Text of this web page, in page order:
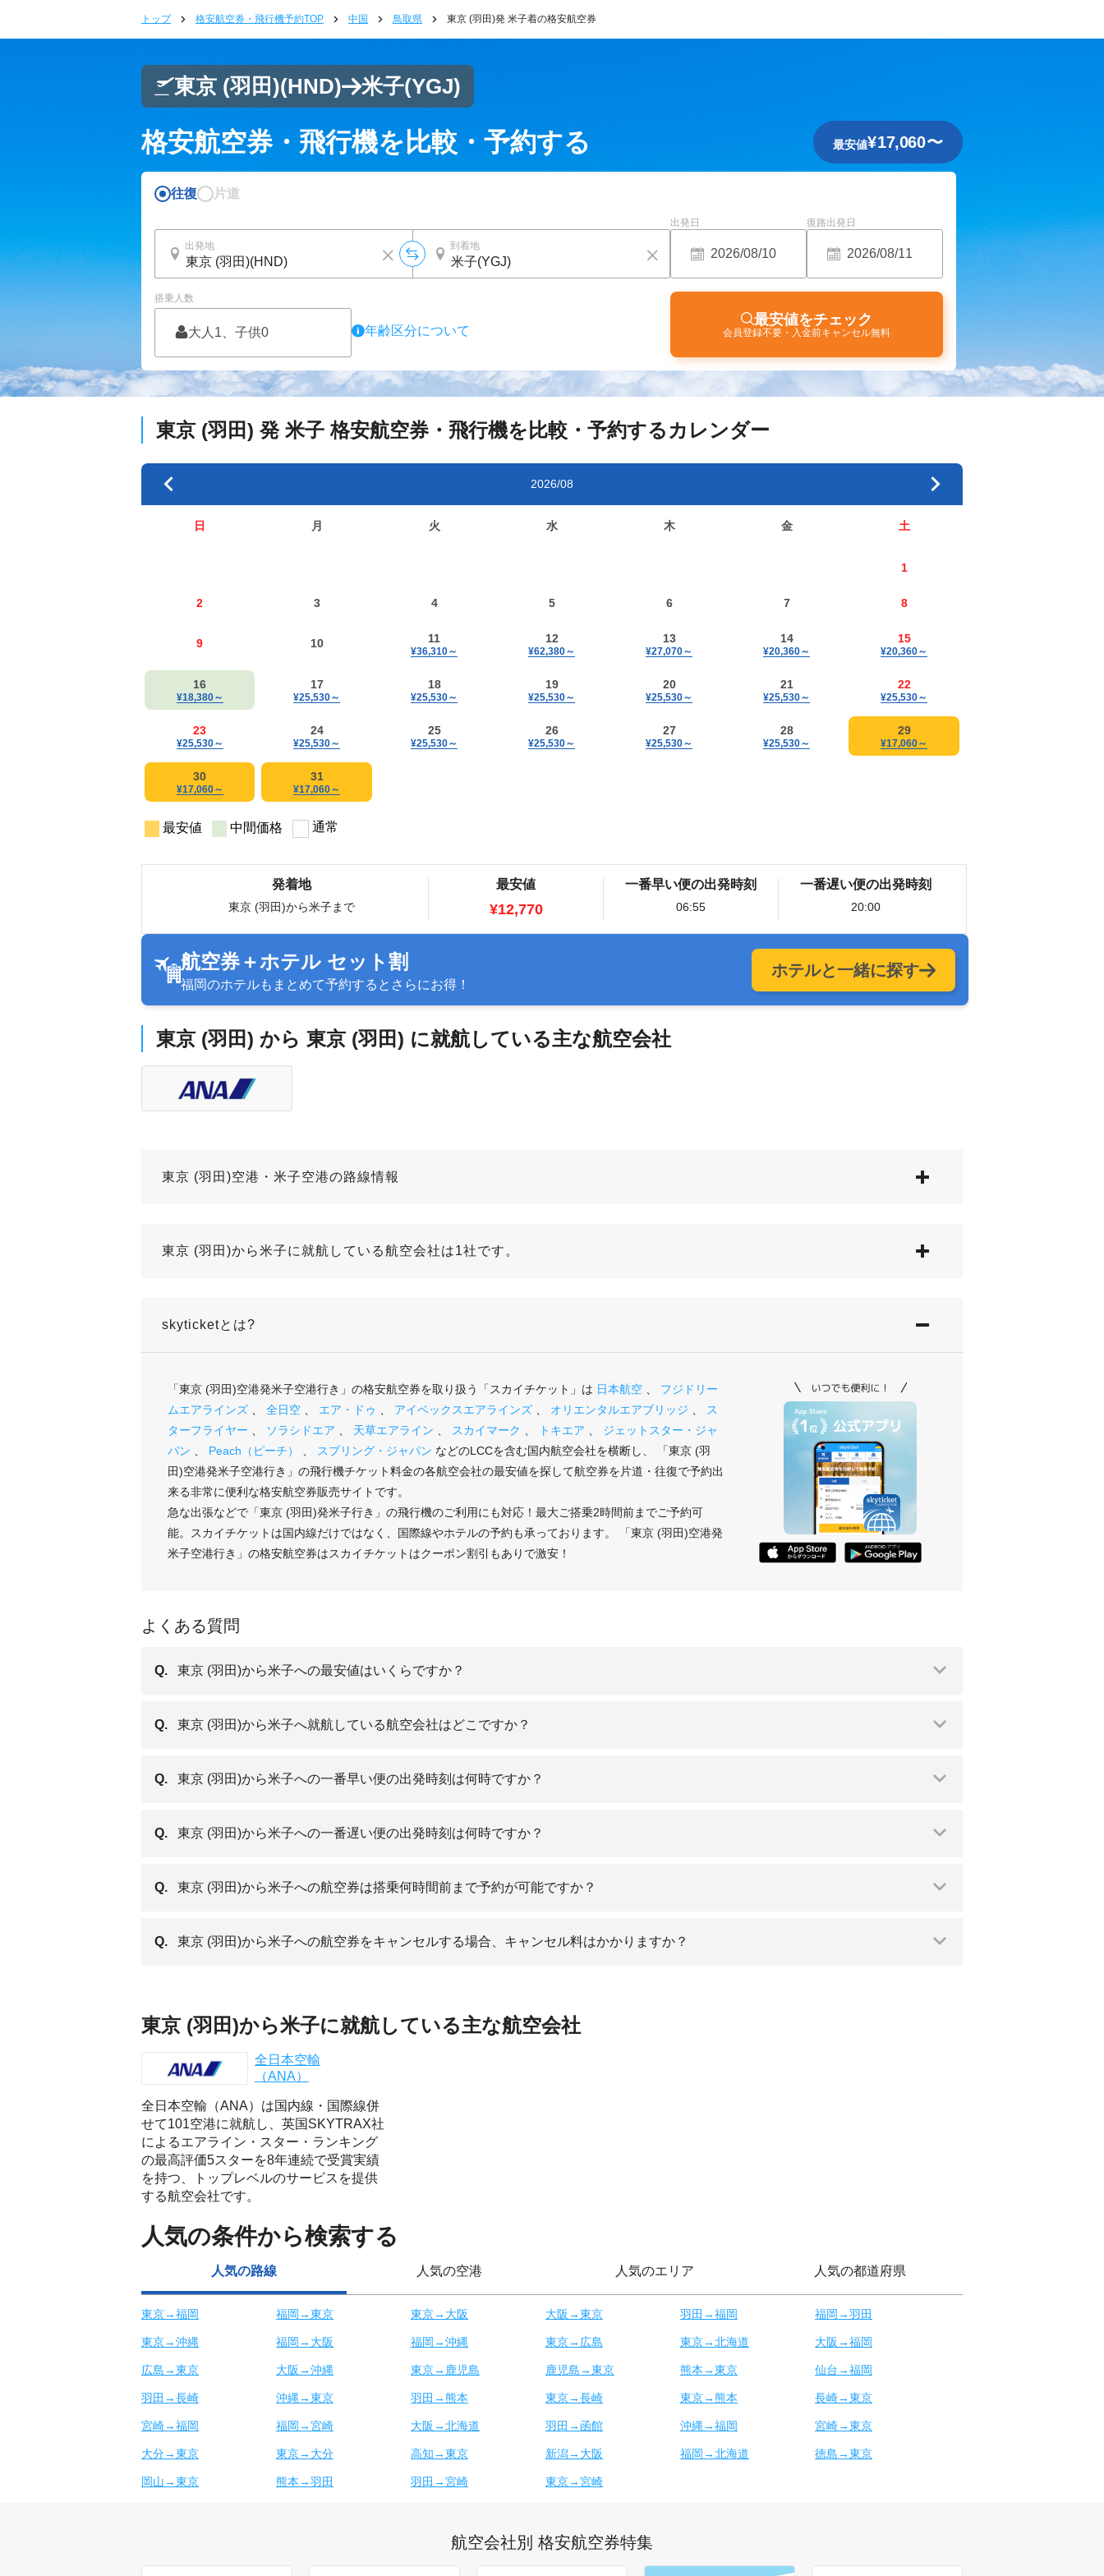
トップ 格安航空券・飛行機予約TOP 中国 鳥取県 東京 (羽田)発 米子着の格安航空券
東京 (羽田)(HND) 米子(YGJ)
格安航空券・飛行機を比較・予約する 最安値¥17,060〜
往復 片道
出発地 到着地
出発日 復路出発日
搭乗人数
大人1、子供0 年齢区分について
最安値をチェック
会員登録不要・入金前キャンセル無料
東京 (羽田) 発 米子格安航空券・飛行機を比較・予約するカレンダー
2026/08
日 月 火 水 木 金 土
1
2 3 4 5 6 7 8
9 10 11
¥36,310～
12
¥62,380～
13
¥27,070～
14
¥20,360～
15
¥20,360～
16
¥18,380～
17
¥25,530～
18
¥25,530～
19
¥25,530～
20
¥25,530～
21
¥25,530～
22
¥25,530～
23
¥25,530～
24
¥25,530～
25
¥25,530～
26
¥25,530～
27
¥25,530～
28
¥25,530～
29
¥17,060～
30
¥17,060～
31
¥17,060～
最安値 中間価格 通常
発着地
東京 (羽田)から米子まで
最安値
¥12,770
一番早い便の出発時刻
06:55
一番遅い便の出発時刻
20:00
航空券＋ホテル セット割
福岡のホテルもまとめて予約するとさらにお得！
ホテルと一緒に探す
東京 (羽田) から 東京 (羽田) に就航している主な航空会社
東京 (羽田)空港・米子空港の路線情報
東京 (羽田)から米子に就航している航空会社は1社です。
skyticketとは?
「東京 (羽田)空港発米子空港行き」の格安航空券を取り扱う「スカイチケット」は 日本航空
フジドリー
ムエアラインズ
全日空 エア・ドゥ アイベックスエアラインズ オリエンタルエアブリッジ
ス
ターフライヤー
ソラシドエア 天草エアライン スカイマーク トキエア
ジェットスター・ジャ
パン
Peach（ピーチ） スプリング・ジャパン などのLCCを含む国内航空会社を横断し、 「東京 (羽
田)空港発米子空港行き」の飛行機チケット料金の各航空会社の最安値を探して航空券を片道・往復で予約出
来る非常に便利な格安航空券販売サイトです。
急な出張などで「東京 (羽田)発米子行き」の飛行機のご利用にも対応！最大ご搭乗2時間前までご予約可
能。スカイチケットは国内線だけではなく、国際線やホテルの予約も承っております。 「東京 (羽田)空港発
米子空港行き」の格安航空券はスカイチケットはクーポン割引もありで激安！
よくある質問
Q. 東京 (羽田)から米子への最安値はいくらですか？
Q. 東京 (羽田)から米子へ就航している航空会社はどこですか？
Q. 東京 (羽田)から米子への一番早い便の出発時刻は何時ですか？
Q. 東京 (羽田)から米子への一番遅い便の出発時刻は何時ですか？
Q. 東京 (羽田)から米子への航空券は搭乗何時間前まで予約が可能ですか？
Q. 東京 (羽田)から米子への航空券をキャンセルする場合、キャンセル料はかかりますか？
東京 (羽田)から米子に就航している主な航空会社
全日本空輸
（ANA）
全日本空輸（ANA）は国内線・国際線併
せて101空港に就航し、英国SKYTRAX社
によるエアライン・スター・ランキング
の最高評価5スターを8年連続で受賞実績
を持つ、トップレベルのサービスを提供
する航空会社です。
人気の条件から検索する
人気の路線 人気の空港 人気のエリア 人気の都道府県
東京→福岡 福岡→東京 東京→大阪 大阪→東京 羽田→福岡 福岡→羽田
東京→沖縄 福岡→大阪 福岡→沖縄 東京→広島 東京→北海道 大阪→福岡
広島→東京 大阪→沖縄 東京→鹿児島 鹿児島→東京 熊本→東京 仙台→福岡
羽田→長崎 沖縄→東京 羽田→熊本 東京→長崎 東京→熊本 長崎→東京
宮崎→福岡 福岡→宮崎 大阪→北海道 羽田→函館 沖縄→福岡 宮崎→東京
大分→東京 東京→大分 高知→東京 新潟→大阪 福岡→北海道 徳島→東京
岡山→東京 熊本→羽田 羽田→宮崎 東京→宮崎
航空会社別 格安航空券特集